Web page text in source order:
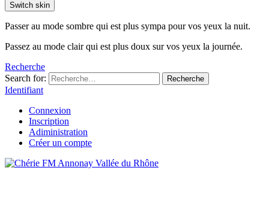
Switch skin
Passer au mode sombre qui est plus sympa pour vos yeux la nuit.
Passez au mode clair qui est plus doux sur vos yeux la journée.
Recherche
Search for:
Recherche
Identifiant
Connexion
Inscription
Adiministration
Créer un compte